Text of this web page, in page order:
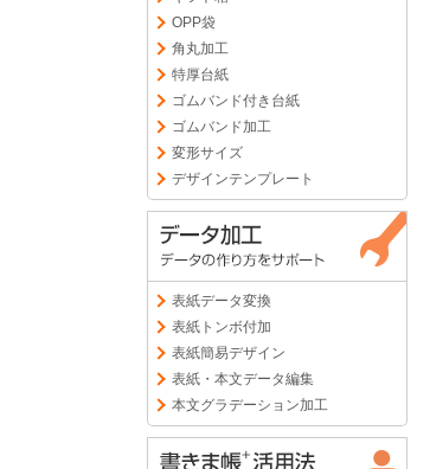
OPP袋
角丸加工
特厚台紙
ゴムバンド付き台紙
ゴムバンド加工
変形サイズ
デザインテンプレート
表紙データ変換
表紙トンボ付加
表紙簡易デザイン
表紙・本文データ編集
本文グラデーション加工